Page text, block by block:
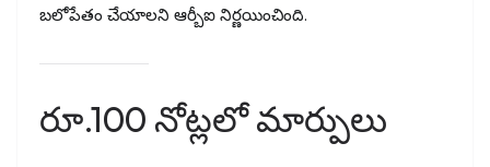
బలోపేతం చేయాలని ఆర్బీఐ నిర్ణయించింది.
రూ.100 నోట్లలో మార్పులు